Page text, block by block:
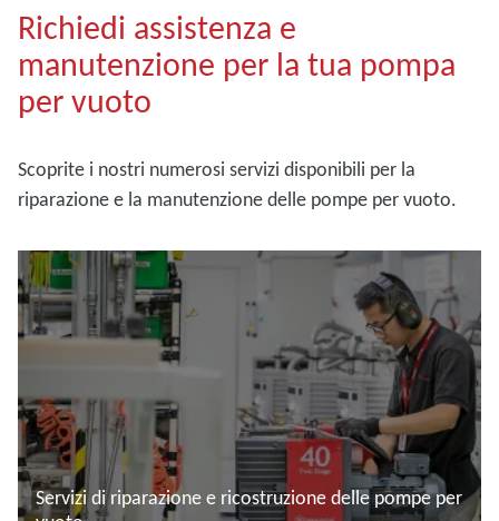
Richiedi assistenza e
manutenzione per la tua pompa
per vuoto
Scoprite i nostri numerosi servizi disponibili per la
riparazione e la manutenzione delle pompe per vuoto.
Servizi di riparazione e ricostruzione delle pompe per